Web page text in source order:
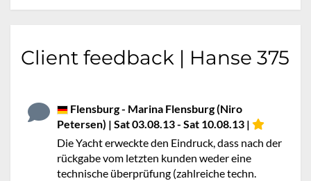
Client feedback | Hanse 375
Flensburg - Marina Flensburg (Niro
Petersen) | Sat 03.08.13 - Sat 10.08.13 |
Die Yacht erweckte den Eindruck, dass nach der
rückgabe vom letzten kunden weder eine
technische überprüfung (zahlreiche techn.